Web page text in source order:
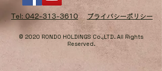
Tel: 042-313-3610 ​プライバシーポリシー
© 2020 RONDO HOLDINGS Co.,LTD. All Rights
Reserved.